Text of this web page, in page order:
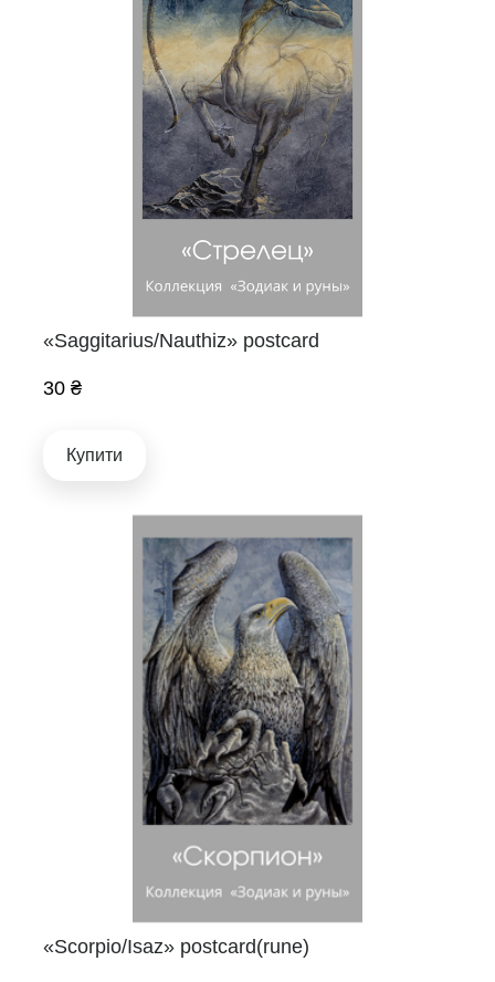
«Saggitarius/Nauthiz» postcard
30 ₴
Купити
«Scorpio/Isaz» postcard(rune)